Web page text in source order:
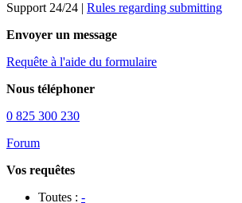
Support 24/24 | Rules regarding submitting
Envoyer un message
Requête à l'aide du formulaire
Nous téléphoner
0 825 300 230
Forum
Vos requêtes
Toutes : -